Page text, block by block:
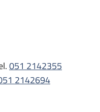
051 2142355
2142694